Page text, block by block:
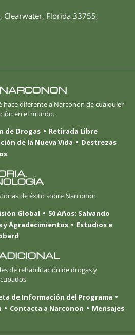
, Clearwater, Florida 33755,
hace diferente a Narconon de cualquier
en el mundo.
de Drogas
Retirada Libre
de la Nueva Vida
Destrezas
de éxito sobre Narconon
Global
50 Años: Salvando
y Agradecimientos
Estudios e
de rehabilitación de drogas y
de Información del Programa
Contacta a Narconon
Mensajes